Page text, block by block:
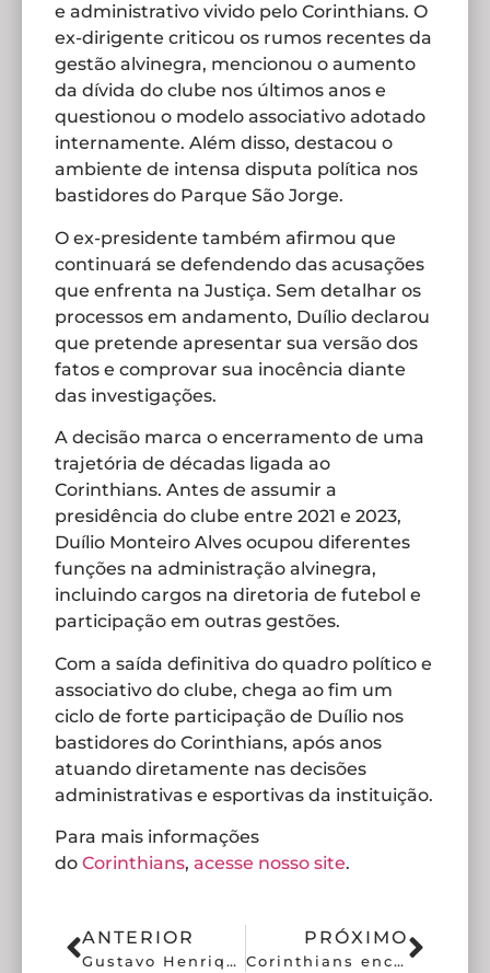
e administrativo vivido pelo Corinthians. O
ex-dirigente criticou os rumos recentes da
gestão alvinegra, mencionou o aumento
da dívida do clube nos últimos anos e
questionou o modelo associativo adotado
internamente. Além disso, destacou o
ambiente de intensa disputa política nos
bastidores do Parque São Jorge.
O ex-presidente também afirmou que
continuará se defendendo das acusações
que enfrenta na Justiça. Sem detalhar os
processos em andamento, Duílio declarou
que pretende apresentar sua versão dos
fatos e comprovar sua inocência diante
das investigações.
A decisão marca o encerramento de uma
trajetória de décadas ligada ao
Corinthians. Antes de assumir a
presidência do clube entre 2021 e 2023,
Duílio Monteiro Alves ocupou diferentes
funções na administração alvinegra,
incluindo cargos na diretoria de futebol e
participação em outras gestões.
Com a saída definitiva do quadro político e
associativo do clube, chega ao fim um
ciclo de forte participação de Duílio nos
bastidores do Corinthians, após anos
atuando diretamente nas decisões
administrativas e esportivas da instituição.
Para mais informações
do Corinthians, acesse nosso site.
ANTERIOR
Gustavo Henrique admite falhas do Corinthians após derrota na Libertadores
PRÓXIMO
Corinthians encerra jejum fora de casa e vence o Grêmio antes da pausa para a Copa